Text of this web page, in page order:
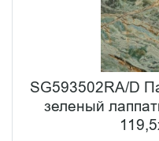
SG593502RA/D
зеленый